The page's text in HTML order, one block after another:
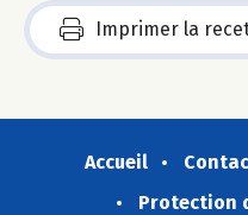
Imprimer la
Accueil
Protection